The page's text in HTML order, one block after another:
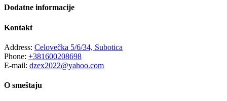
Dodatne informacije
Kontakt
Address: Celovečka 5/6/34, Subotica
Phone: +381600208698
E-mail: dzex2022@yahoo.com
O smeštaju